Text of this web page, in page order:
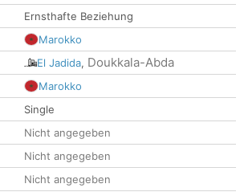
Ernsthafte Beziehung
Marokko
El Jadida, Doukkala-Abda
Marokko
Single
Nicht angegeben
Nicht angegeben
Nicht angegeben